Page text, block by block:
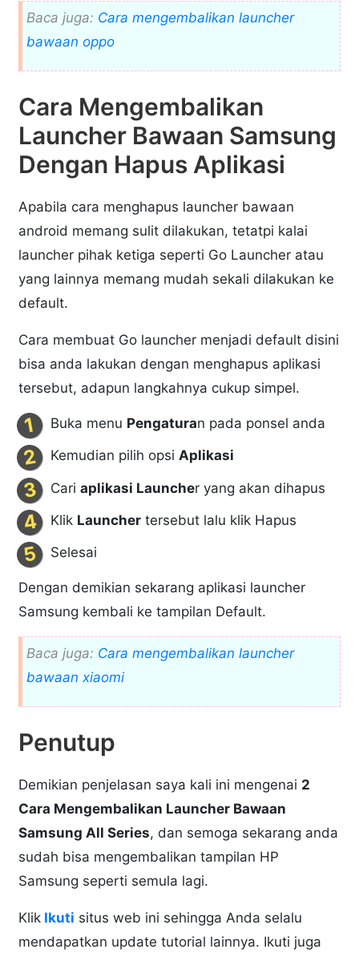
Baca juga: Cara mengembalikan launcher
bawaan oppo
Cara Mengembalikan
Launcher Bawaan Samsung
Dengan Hapus Aplikasi
Apabila cara menghapus launcher bawaan
android memang sulit dilakukan, tetatpi kalai
launcher pihak ketiga seperti Go Launcher atau
yang lainnya memang mudah sekali dilakukan ke
default.
Cara membuat Go launcher menjadi default disini
bisa anda lakukan dengan menghapus aplikasi
tersebut, adapun langkahnya cukup simpel.
Buka menu Pengaturan pada ponsel anda
Kemudian pilih opsiAplikasi
Cariaplikasi Launcher yang akan dihapus
Klik Launcher tersebut lalu klik Hapus
Selesai
Dengan demikian sekarang aplikasi launcher
Samsung kembali ke tampilan Default.
Baca juga: Cara mengembalikan launcher
bawaan xiaomi
Penutup
Demikian penjelasan saya kali ini mengenai 2
Cara Mengembalikan Launcher Bawaan
Samsung All Series, dan semoga sekarang anda
sudah bisa mengembalikan tampilan HP
Samsung seperti semula lagi.
Klik Ikuti situs web ini sehingga Anda selalu
mendapatkan update tutorial lainnya. Ikuti juga